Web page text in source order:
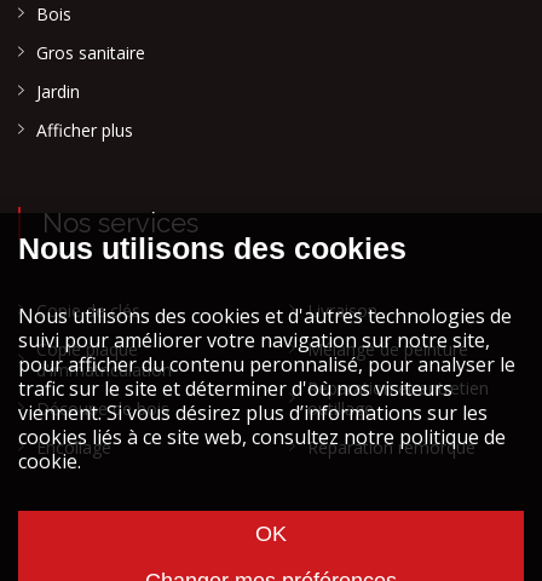
Bois
Gros sanitaire
Jardin
Afficher plus
Nos services
Copie de clés
Copie plaque
d'immatriculation
Découpe de bois
Encollage
Livraison
Mélange de peinture
Réparation et entretien
outillage
Réparation remorque
Mentions légales STOCK ATH